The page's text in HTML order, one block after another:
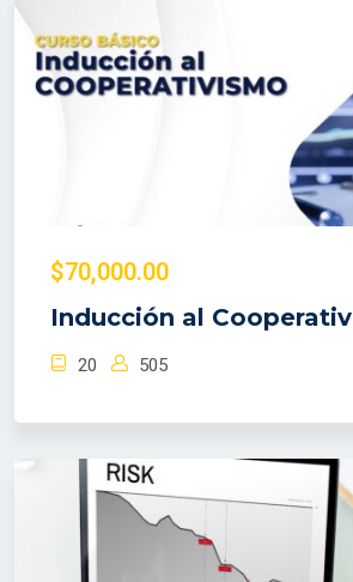
$70,000.00
Inducción al
20 505